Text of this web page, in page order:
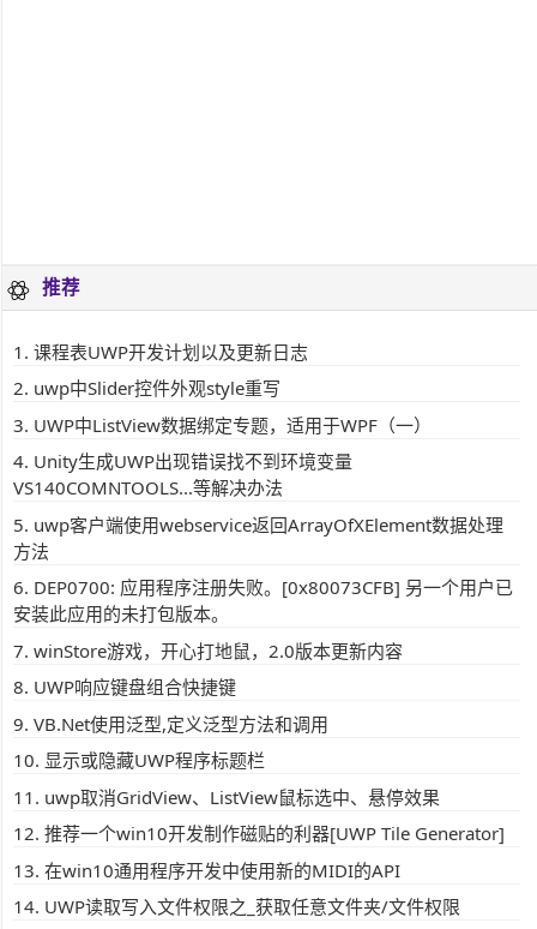
推荐
课程表UWP开发计划以及更新日志
uwp中Slider控件外观style重写
UWP中ListView数据绑定专题，适用于WPF（一）
Unity生成UWP出现错误找不到环境变量
VS140COMNTOOLS...等解决办法
uwp客户端使用webservice返回ArrayOfXElement数据处理
方法
DEP0700: 应用程序注册失败。[0x80073CFB] 另一个用户已
安装此应用的未打包版本。
winStore游戏，开心打地鼠，2.0版本更新内容
UWP响应键盘组合快捷键
VB.Net使用泛型,定义泛型方法和调用
显示或隐藏UWP程序标题栏
uwp取消GridView、ListView鼠标选中、悬停效果
推荐一个win10开发制作磁贴的利器[UWP Tile Generator]
在win10通用程序开发中使用新的MIDI的API
UWP读取写入文件权限之_获取任意文件夹/文件权限